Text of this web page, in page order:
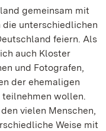
gemeinsam mit
unterschiedlichen
feiern. Als
auch Kloster
und Fotografen,
der ehemaligen
wollen.
vielen Menschen,
Weise mit